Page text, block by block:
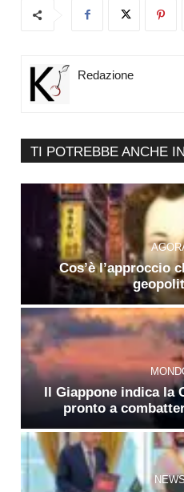
Redazione
TI POTREBBE ANCHE
Cos’è l’approccio
Il Giappone indica la
pronto a